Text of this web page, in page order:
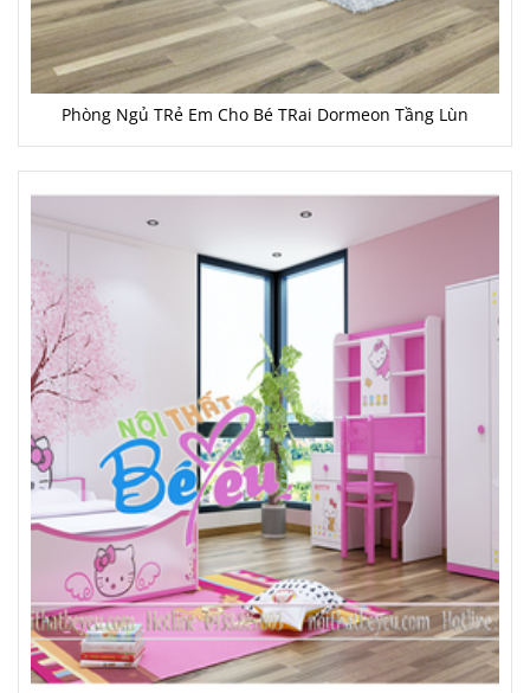
Phòng Ngủ TRẻ Em Cho Bé TRai Dormeon Tầng Lùn